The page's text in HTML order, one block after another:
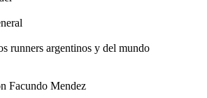
runners argentinos y del mundo
Facundo Mendez